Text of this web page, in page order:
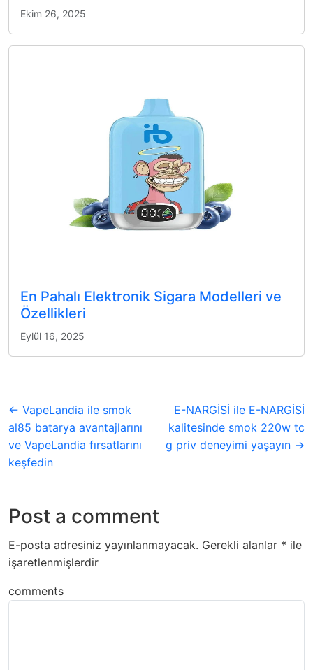
Ekim 26, 2025
En Pahalı Elektronik Sigara Modelleri ve
Özellikleri
Eylül 16, 2025
← VapeLandia ile smok
al85 batarya avantajlarını
ve VapeLandia fırsatlarını
keşfedin
E-NARGİSİ ile E-NARGİSİ
kalitesinde smok 220w tc
g priv deneyimi yaşayın →
Post a comment
E-posta adresiniz yayınlanmayacak. Gerekli alanlar * ile
işaretlenmişlerdir
comments